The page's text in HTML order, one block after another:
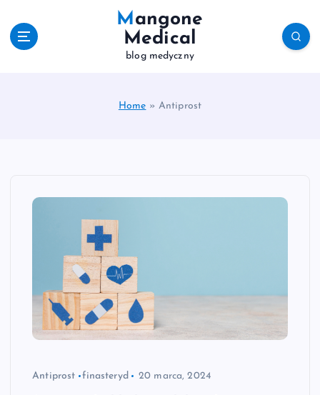
Mangone
Medical
blog medyczny
Home » Antiprost
Antiprost finasteryd 20 marca, 2024